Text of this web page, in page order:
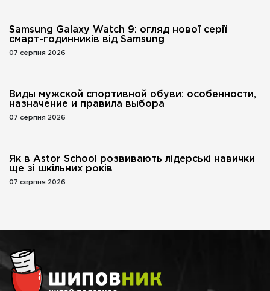
Samsung Galaxy Watch 9: огляд нової серії
смарт-годинників від Samsung
07 серпня 2026
Виды мужской спортивной обуви: особенности,
назначение и правила выбора
07 серпня 2026
Як в Astor School розвивають лідерські навички
ще зі шкільних років
07 серпня 2026